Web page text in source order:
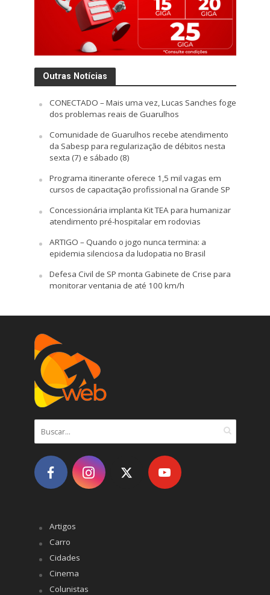
Outras Notícias
CONECTADO – Mais uma vez, Lucas Sanches foge
dos problemas reais de Guarulhos
Comunidade de Guarulhos recebe atendimento
da Sabesp para regularização de débitos nesta
sexta (7) e sábado (8)
Programa itinerante oferece 1,5 mil vagas em
cursos de capacitação profissional na Grande SP
Concessionária implanta Kit TEA para humanizar
atendimento pré-hospitalar em rodovias
ARTIGO – Quando o jogo nunca termina: a
epidemia silenciosa da ludopatia no Brasil
Defesa Civil de SP monta Gabinete de Crise para
monitorar ventania de até 100 km/h
Artigos
Carro
Cidades
Cinema
Colunistas